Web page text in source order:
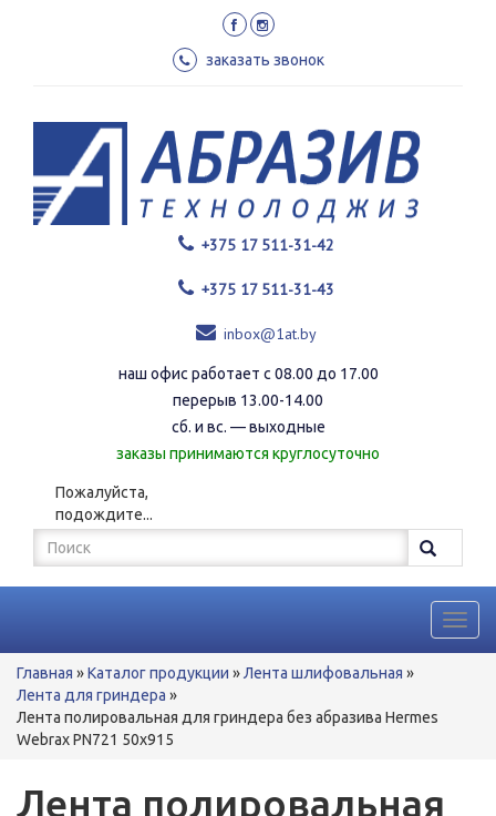
заказать звонок
+375 17 511-31-42
+375 17 511-31-43
inbox@1at.by
наш офис работает с 08.00 до 17.00
перерыв 13.00-14.00
сб. и вс. — выходные
заказы принимаются круглосуточно
Пожалуйста,
подождите...
Форма
поиска
Поиск
Вы
здесь
Главная »Каталог продукции »Лента шлифовальная »
Лента для гриндера »
Лента полировальная для гриндера без абразива Hermes
Webrax PN721 50x915
Лента полировальная